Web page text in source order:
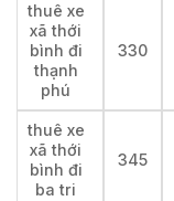
thuê xe
xã thới
bình đi
thạnh
phú
330
thuê xe
xã thới
bình đi
ba tri
345